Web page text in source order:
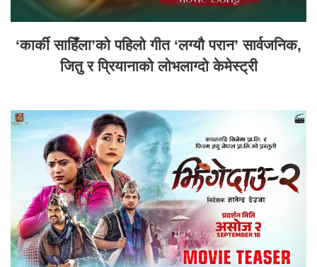
‘कार्की साहिँला’को पहिलो गीत ‘लग्यौ परान’ सार्वजनिक,
जितु र प्रियानाको लोभलाग्दो केमेस्ट्री